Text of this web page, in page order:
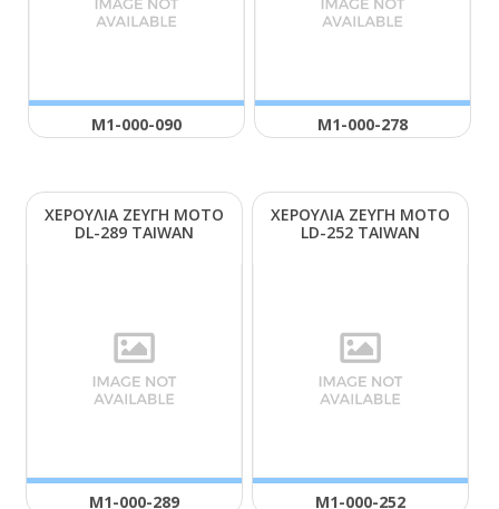
Μ1-000-090 Μ1-000-278
ΧΕΡΟΥΛΙΑ ΖΕΥΓΗ ΜΟΤΟ
DL-289 ΤΑΙWΑΝ
Μ1-000-289
ΧΕΡΟΥΛΙΑ ΖΕΥΓΗ ΜΟΤΟ
LD-252 ΤΑΙWΑΝ
Μ1-000-252